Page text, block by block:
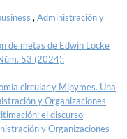
,Administración y
de metas de Edwin Locke
53 (2024):
circular y Mipymes. Una
y Organizaciones
el discurso
y Organizaciones